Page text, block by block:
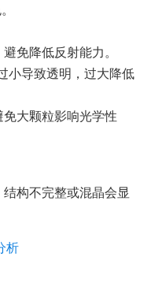
免降低反射能力。
小导致透明，过大降低
免大颗粒影响光学性
构不完整或混晶会显
析